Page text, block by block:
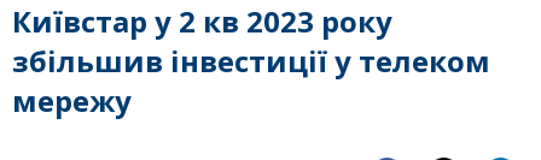
Київстар у 2 кв 2023 року
збільшив інвестиції у телеком
мережу